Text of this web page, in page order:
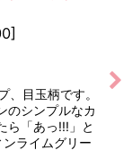
]
、目玉柄です。
のシンプルなカ
ら「あっ!!!」と
ライムグリー